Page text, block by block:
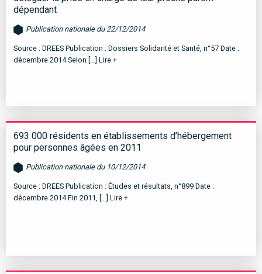
dépendant
Publication nationale du 22/12/2014
Source : DREES Publication : Dossiers Solidarité et Santé, n°57 Date :
décembre 2014 Selon […] Lire +
693 000 résidents en établissements d’hébergement
pour personnes âgées en 2011
Publication nationale du 10/12/2014
Source : DREES Publication : Études et résultats, n°899 Date :
décembre 2014 Fin 2011, […] Lire +